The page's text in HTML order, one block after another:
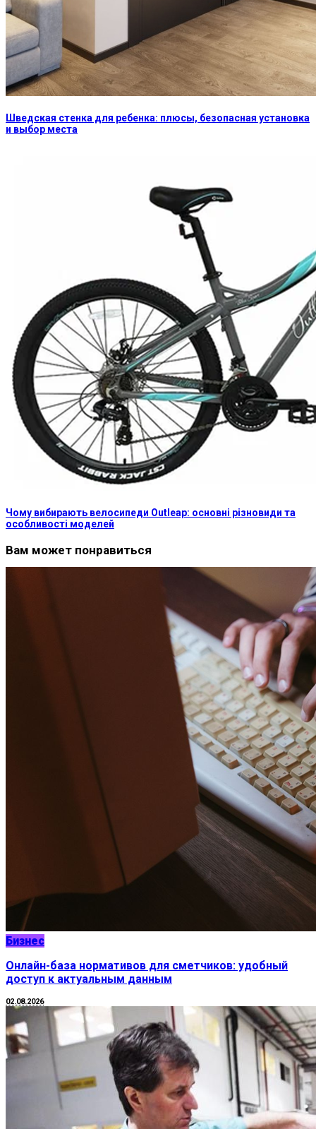
Шведская стенка для ребенка: плюсы, безопасная установка
и выбор места
Чому вибирають велосипеди Outleap: основні різновиди та
особливості моделей
Вам может понравиться
Бизнес
Онлайн-база нормативов для сметчиков: удобный
доступ к актуальным данным
02.08.2026